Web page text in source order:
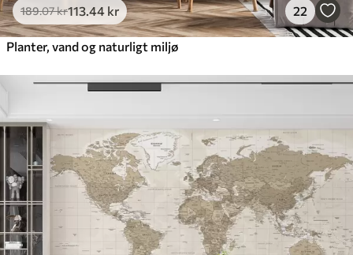
189.07kr113 .44 kr 22
Planter, vand og naturligt miljø